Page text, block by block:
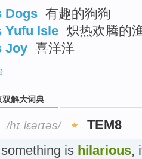
Dogs 有趣的狗狗
Yufu Isle 炽热欢腾的
Joy 喜洋洋
双解大词典
/hɪˈlɛərɪəs/ TEM8
is hilarious,